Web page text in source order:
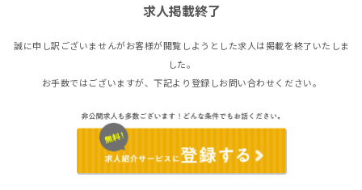
求人掲載終了
誠に申し訳ございませんがお客様が閲覧しようとした求人は掲載を終了いたしま
した。
お手数ではございますが、下記より登録しお問い合わせください。